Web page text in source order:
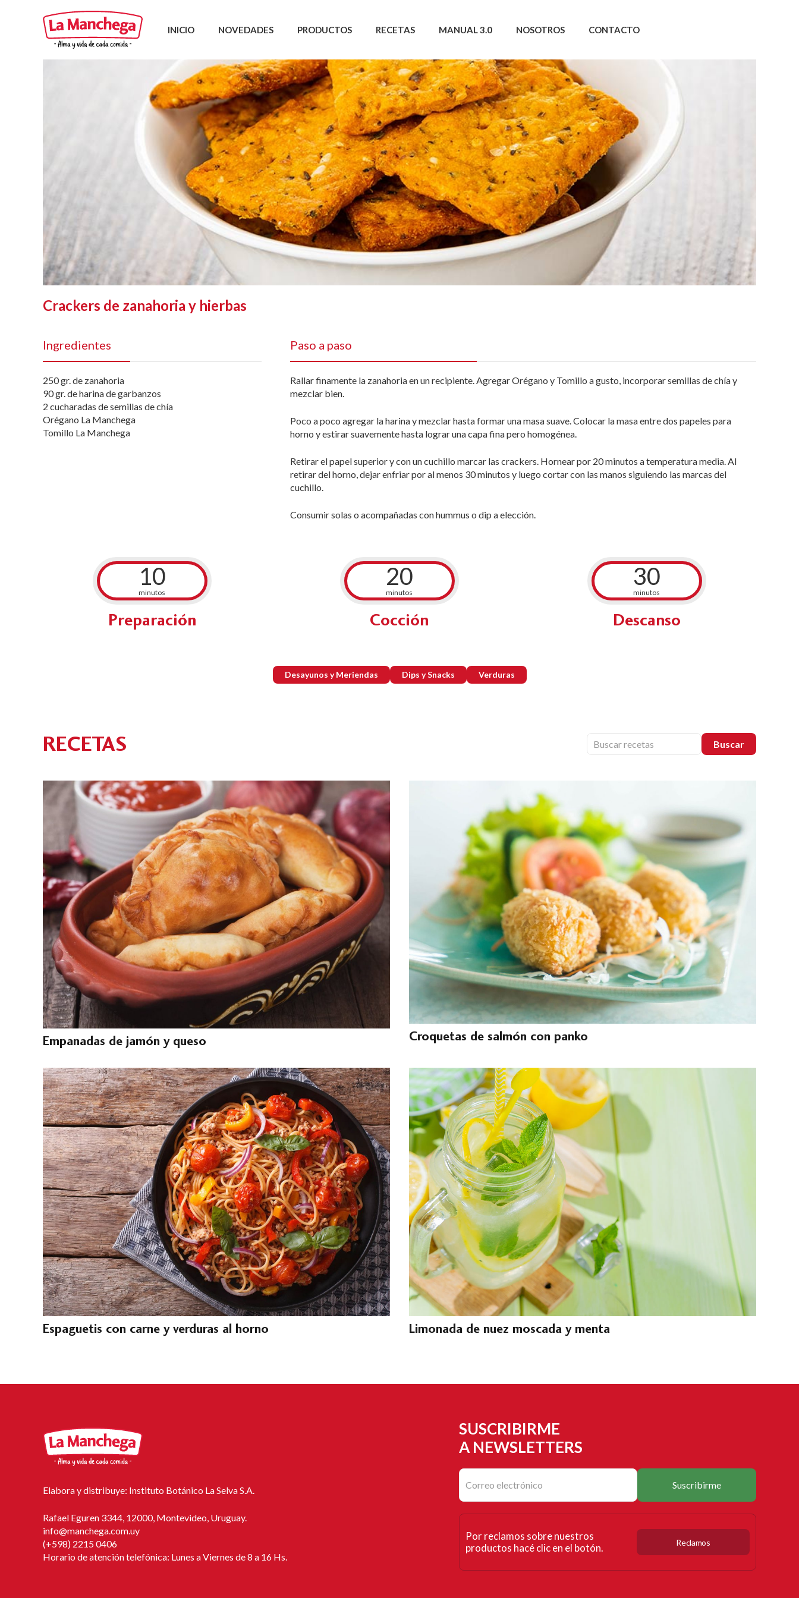
INICIO NOVEDADES PRODUCTOS RECETAS MANUAL 3.0 NOSOTROS CONTACTO
Crackers de zanahoria y hierbas
Ingredientes
250 gr. de zanahoria
90 gr. de harina de garbanzos
2 cucharadas de semillas de chía
Orégano La Manchega
Tomillo La Manchega
Paso a paso
Rallar finamente la zanahoria en un recipiente. Agregar Orégano y Tomillo a gusto, incorporar semillas de chía y
mezclar bien.
Poco a poco agregar la harina y mezclar hasta formar una masa suave. Colocar la masa entre dos papeles para
horno y estirar suavemente hasta lograr una capa fina pero homogénea.
Retirar el papel superior y con un cuchillo marcar las crackers. Hornear por 20 minutos a temperatura media. Al
retirar del horno, dejar enfriar por al menos 30 minutos y luego cortar con las manos siguiendo las marcas del
cuchillo.
Consumir solas o acompañadas con hummus o dip a elección.
10
minutos
Preparación
20
minutos
Cocción
30
minutos
Descanso
Desayunos y Meriendas Dips y Snacks Verduras
RECETAS Buscar
Empanadas de jamón y queso Croquetas de salmón con panko
Espaguetis con carne y verduras al horno Limonada de nuez moscada y menta
Elabora y distribuye: Instituto Botánico La Selva S.A.
Rafael Eguren 3344, 12000, Montevideo, Uruguay.
info@manchega.com.uy
(+598) 2215 0406
Horario de atención telefónica: Lunes a Viernes de 8 a 16 Hs.
SUSCRIBIRME
A NEWSLETTERS
Suscribirme
Por reclamos sobre nuestros
productos hacé clic en el botón.
Reclamos